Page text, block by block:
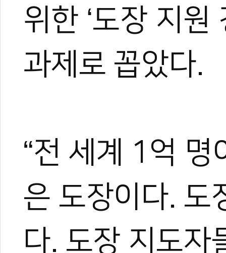
위한 ‘도장 지원
과제로 꼽았다.
“전 세계 1억 명
은 도장이다. 도
다. 도장 지도자